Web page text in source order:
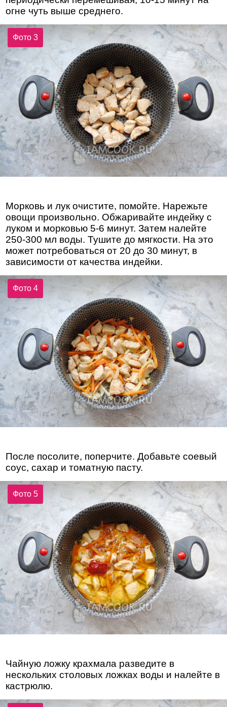
огне чуть выше среднего.
Фото 3
Морковь и лук очистите, помойте. Нарежьте
овощи произвольно. Обжаривайте индейку с
луком и морковью 5-6 минут. Затем налейте
250-300 мл воды. Тушите до мягкости. На это
может потребоваться от 20 до 30 минут, в
зависимости от качества индейки.
Фото 4
После посолите, поперчите. Добавьте соевый
соус, сахар и томатную пасту.
Фото 5
Чайную ложку крахмала разведите в
нескольких столовых ложках воды и налейте в
кастрюлю.